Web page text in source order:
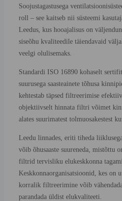
Soojustagastusega
roll – see kaitseb nii süsteemi
Leedus, kus hooajalisus on
siseõhu kvaliteedile täiendavaid
veelgi olulisemaks.
Standardi ISO 16890 kohaselt
suurusega saasteainete tõhusa
kehtestab täpsed filtreerimise
objektiivselt hinnata filtri võimet
alates suurimatest tolmuosakestest
Leedu linnades, eriti tiheda
võib õhusaaste suureneda, mistõttu
filtrid tervisliku elukeskkonna
Keskkonnaorganisatsioonid, kes
korralik filtreerimine võib
parandada üldist elukvaliteeti.